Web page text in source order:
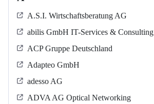
A.S.I. Wirtschaftsberatung AG
abilis GmbH IT-Services & Consulting
ACP Gruppe Deutschland
Adapteo GmbH
adesso AG
ADVA AG Optical Networking